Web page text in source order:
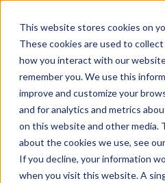
This website stores cookies on
These cookies are used to
how you interact with our
remember you. We use this
improve and customize your
and for analytics and metrics
on this website and other media.
about the cookies we use, see our
If you decline, your information
when you visit this website. A
お客様が製造するものを
ョンします。
今すぐ無料デモをお申し
NEWSLETTER